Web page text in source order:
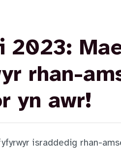
2023:
rhan-
yn awr!
israddedig rhan-